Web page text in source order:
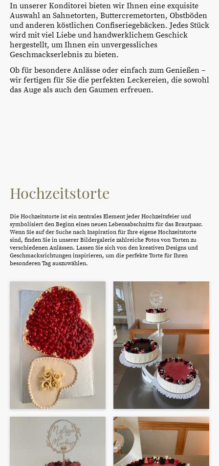
In unserer Konditorei bieten wir Ihnen eine exquisite
Auswahl an Sahnetorten, Buttercremetorten, Obstböden
und anderen köstlichen Confiseriegebäcken. Jedes Stück
wird mit viel Liebe und handwerklichem Geschick
hergestellt, um Ihnen ein unvergessliches
Geschmackserlebnis zu bieten.
Ob für besondere Anlässe oder einfach zum Genießen –
wir fertigen für Sie die perfekten Leckereien, die sowohl
das Auge als auch den Gaumen erfreuen.
Hochzeitstorte
Die Hochzeitstorte ist ein zentrales Element jeder Hochzeitsfeier und
symbolisiert den Beginn eines neuen Lebensabschnitts für das Brautpaar.
Wenn Sie auf der Suche nach Inspiration für Ihre eigene Hochzeitstorte
sind, finden Sie in unserer Bildergalerie zahlreiche Fotos von Torten zu
verschiedenen Anlässen. Lassen Sie sich von den kreativen Designs und
Geschmacksrichtungen inspirieren, um die perfekte Torte für Ihren
besonderen Tag auszuwählen.